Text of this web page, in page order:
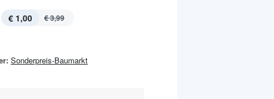
€ 1,00 € 3,99
Sonderpreis-Baumarkt